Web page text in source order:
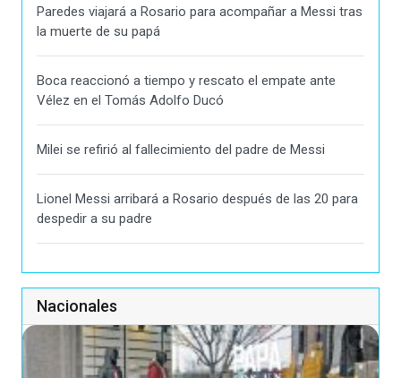
Paredes viajará a Rosario para acompañar a Messi tras
la muerte de su papá
Boca reaccionó a tiempo y rescato el empate ante
Vélez en el Tomás Adolfo Ducó
Milei se refirió al fallecimiento del padre de Messi
Lionel Messi arribará a Rosario después de las 20 para
despedir a su padre
Nacionales